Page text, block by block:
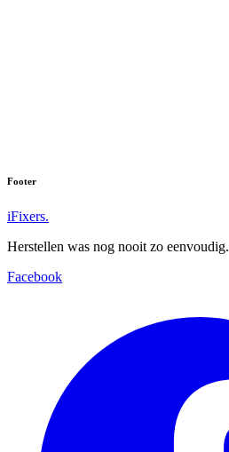
Footer
iFixers.
Herstellen was nog nooit zo eenvoudig.
Facebook